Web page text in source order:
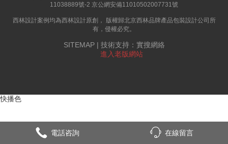
11038889號-2 京公網安備11010502007731號
西林設計案例均為西林設計原創， 版權歸北京西林品牌產品包裝設計公司 所
有，侵權必究。
SITEMAP| 技術支持： 實搜網絡
進入老版網站
電話咨詢 在線留言
快播色